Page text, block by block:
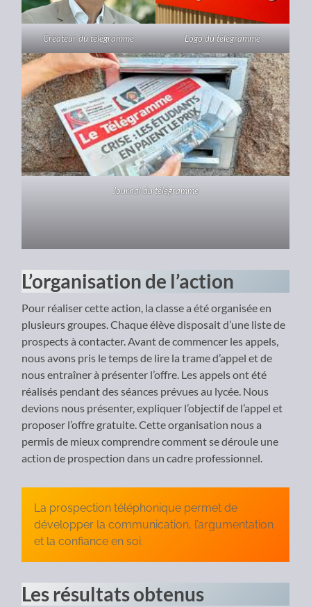
Créateur du télégramme Logo du télégramme
Journal du télégramme
L’organisation de l’action
Pour réaliser cette action, la classe a été organisée en
plusieurs groupes. Chaque élève disposait d’une liste de
prospects à contacter. Avant de commencer les appels,
nous avons pris le temps de lire la trame d’appel et de
nous entraîner à présenter l’offre. Les appels ont été
réalisés pendant des séances prévues au lycée. Nous
devions nous présenter, expliquer l’objectif de l’appel et
proposer l’offre gratuite. Cette organisation nous a
permis de mieux comprendre comment se déroule une
action de prospection dans un cadre professionnel.
La prospection téléphonique permet de
développer la communication, l’argumentation
et la confiance en soi.
Les résultats obtenus